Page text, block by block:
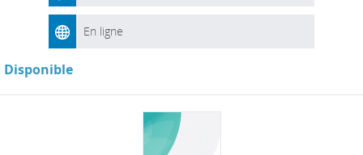
En ligne
Disponible